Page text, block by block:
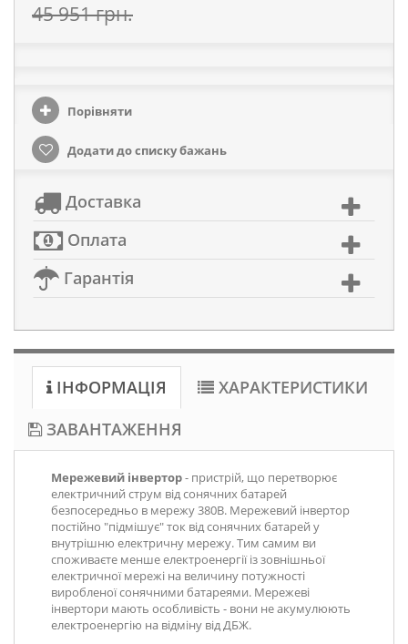
45 951 грн.
Порівняти
Додати до списку бажань
Доставка
Оплата
Гарантія
ІНФОРМАЦІЯ
ХАРАКТЕРИСТИКИ
ЗАВАНТАЖЕННЯ
Мережевий інвертор- пристрій, що перетворює
електричний струм від сонячних батарей
безпосередньо в мережу 380В. Мережевий інвертор
постійно "підмішує" ток від сонячних батарей у
внутрішню електричну мережу. Тим самим ви
споживаєте менше електроенергії із зовнішньої
електричної мережі на величину потужності
виробленої сонячними батареями. Мережеві
інвертори мають особливість - вони не акумулюють
електроенергію на відміну від ДБЖ.